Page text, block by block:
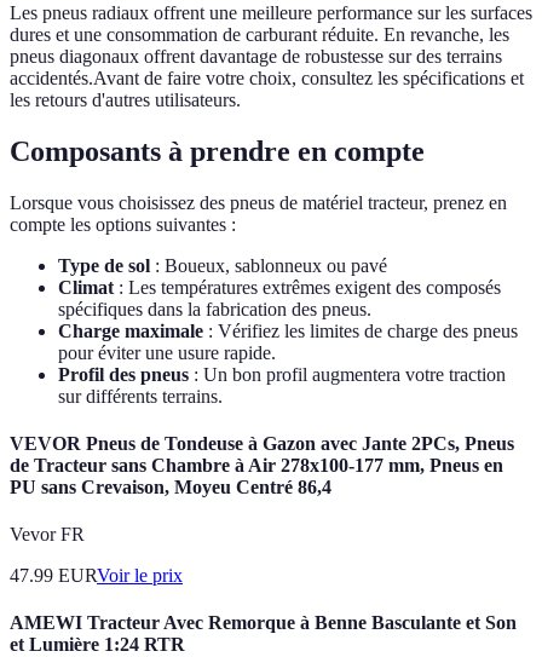
Les pneus radiaux offrent une meilleure performance sur les surfaces
dures et une consommation de carburant réduite. En revanche, les
pneus diagonaux offrent davantage de robustesse sur des terrains
accidentés.Avant de faire votre choix, consultez les spécifications et
les retours d'autres utilisateurs.
Composants à prendre en compte
Lorsque vous choisissez des pneus de matériel tracteur, prenez en
compte les options suivantes :
Type de sol : Boueux, sablonneux ou pavé
Climat : Les températures extrêmes exigent des composés
spécifiques dans la fabrication des pneus.
Charge maximale : Vérifiez les limites de charge des pneus
pour éviter une usure rapide.
Profil des pneus : Un bon profil augmentera votre traction
sur différents terrains.
VEVOR Pneus de Tondeuse à Gazon avec Jante 2PCs, Pneus
de Tracteur sans Chambre à Air 278x100-177 mm, Pneus en
PU sans Crevaison, Moyeu Centré 86,4
Vevor FR
47.99 EURVoir le prix
AMEWI Tracteur Avec Remorque à Benne Basculante et Son
et Lumière 1:24 RTR